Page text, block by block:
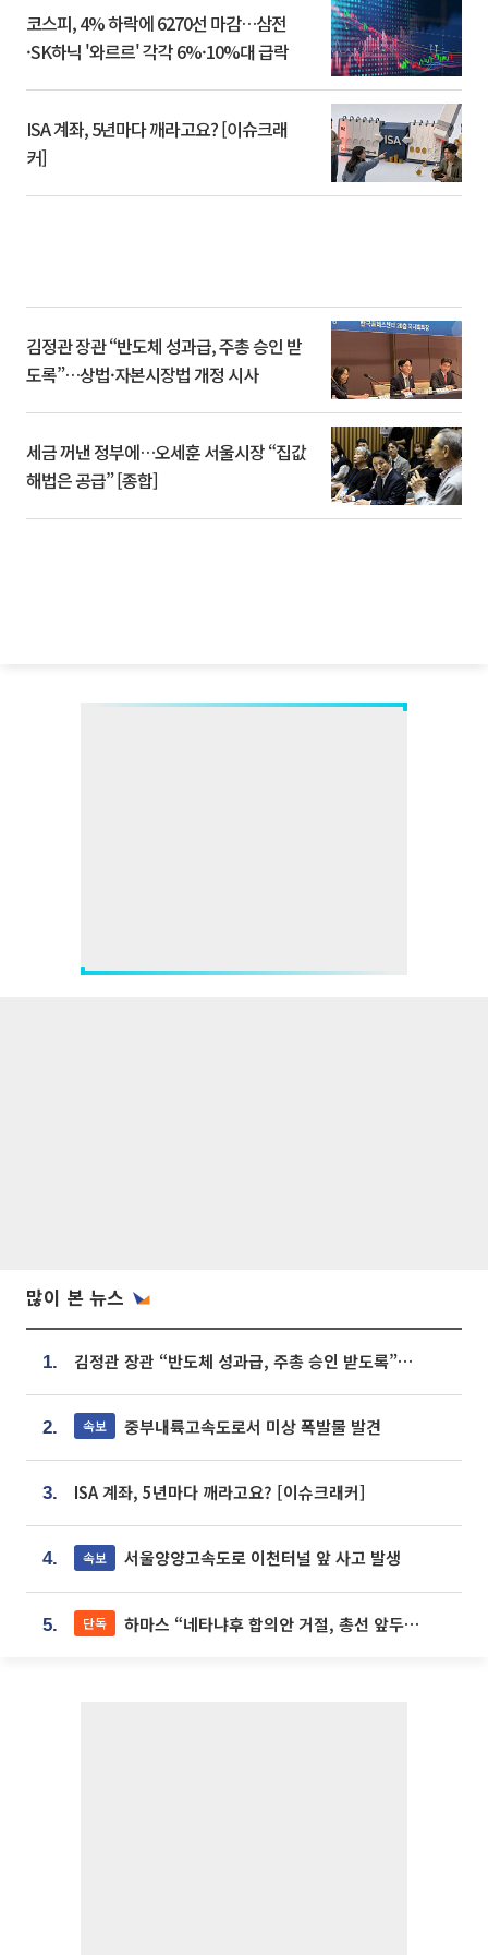
코스피, 4% 하락에 6270선 마감…삼전
·SK하닉 '와르르' 각각 6%·10%대 급락
ISA 계좌, 5년마다 깨라고요? [이슈크래
커]
김정관 장관 “반도체 성과급, 주총 승인 받
도록”…상법·자본시장법 개정 시사
세금 꺼낸 정부에…오세훈 서울시장 “집값
해법은 공급” [종합]
많이 본 뉴스
1. 김정관 장관 “반도체 성과급, 주총 승인 받도록”…상법·자본시장법 개정 시사
2. 속보 중부내륙고속도로서 미상 폭발물 발견
3. ISA 계좌, 5년마다 깨라고요? [이슈크래커]
4. 속보 서울양양고속도로 이천터널 앞 사고 발생
5. 단독 하마스 “네타냐후 합의안 거절, 총선 앞두고 시간 끌기”